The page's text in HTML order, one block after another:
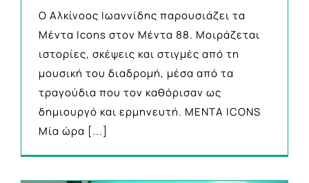
Ο Αλκίνοος Ιωαννίδης παρουσιάζει τα
Μέντα Icons στον Μέντα 88. Μοιράζεται
ιστορίες, σκέψεις και στιγμές από τη
μουσική του διαδρομή, μέσα από τα
τραγούδια που τον καθόρισαν ως
δημιουργό και ερμηνευτή. MENTA ICONS
Μία ώρα [...]